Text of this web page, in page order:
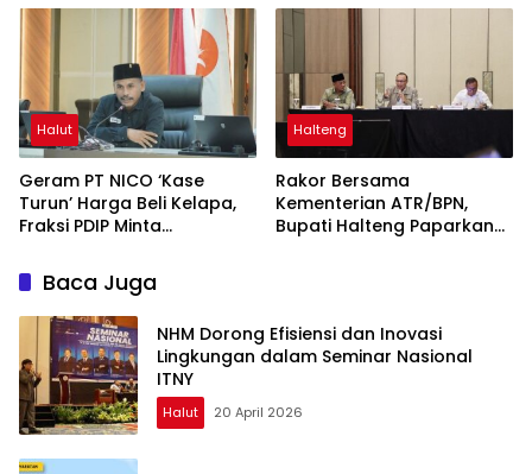
untuk Menopang
Halut
Geram PT NICO ‘Kase
Turun’ Harga Beli Kelapa,
Fraksi PDIP Minta
Sambutan Mentan
Halteng
Rakor Bersama
Kementerian ATR/BPN,
Bupati Halteng Paparkan
Baca Juga
NHM Dorong Efisiensi dan Inovasi
Lingkungan dalam Seminar Nasional
ITNY
Halut 20 April 2026